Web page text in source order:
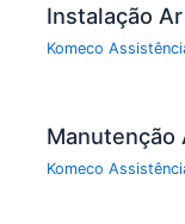
Instalação
Komeco
Manutenção
Komeco